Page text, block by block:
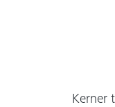
Kerner